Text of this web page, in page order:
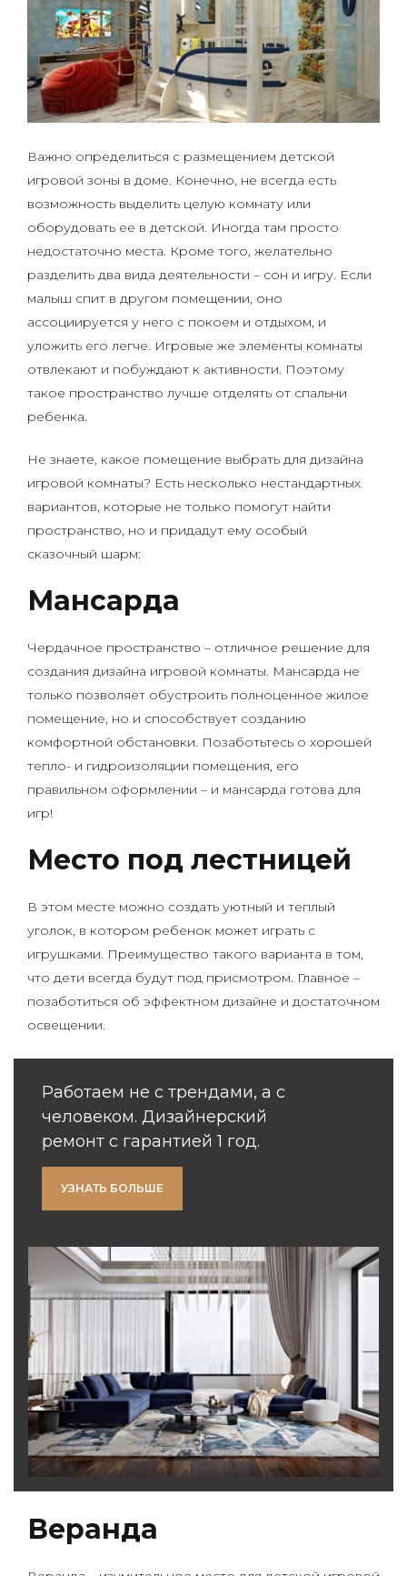
Важно определиться с размещением детской
игровой зоны в доме. Конечно, не всегда есть
возможность выделить целую комнату или
оборудовать ее в детской. Иногда там просто
недостаточно места. Кроме того, желательно
разделить два вида деятельности – сон и игру. Если
малыш спит в другом помещении, оно
ассоциируется у него с покоем и отдыхом, и
уложить его легче. Игровые же элементы комнаты
отвлекают и побуждают к активности. Поэтому
такое пространство лучше отделять от спальни
ребенка.
Не знаете, какое помещение выбрать для дизайна
игровой комнаты? Есть несколько нестандартных
вариантов, которые не только помогут найти
пространство, но и придадут ему особый
сказочный шарм:
Мансарда
Чердачное пространство – отличное решение для
создания дизайна игровой комнаты. Мансарда не
только позволяет обустроить полноценное жилое
помещение, но и способствует созданию
комфортной обстановки. Позаботьтесь о хорошей
тепло- и гидроизоляции помещения, его
правильном оформлении – и мансарда готова для
игр!
Место под лестницей
В этом месте можно создать уютный и теплый
уголок, в котором ребенок может играть с
игрушками. Преимущество такого варианта в том,
что дети всегда будут под присмотром. Главное –
позаботиться об эффектном дизайне и достаточном
освещении.
Работаем не с трендами, а с
человеком. Дизайнерский
ремонт с гарантией 1 год.
УЗНАТЬ БОЛЬШЕ
Веранда